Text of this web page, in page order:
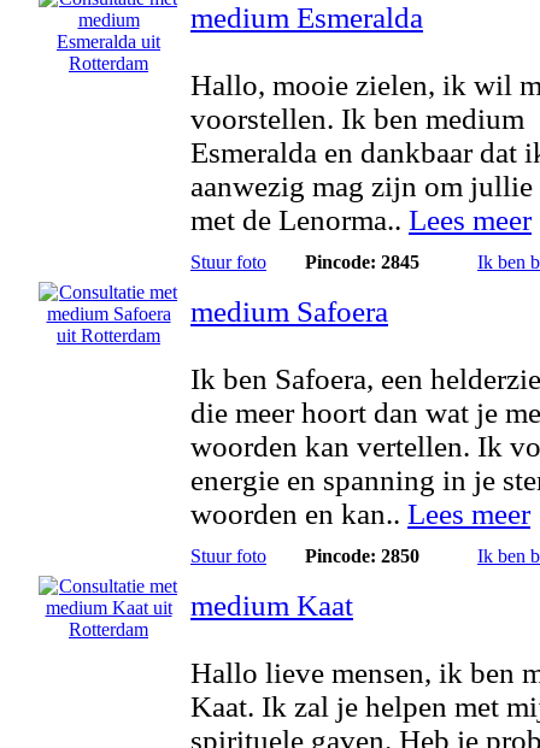
medium Esmeralda
Hallo, mooie zielen, ik wil
voorstellen. Ik ben medium
Esmeralda en dankbaar dat
aanwezig mag zijn om jullie
met de Lenorma.. Lees meer
Stuur foto Pincode: 2845 Ik ben
medium Safoera
Ik ben Safoera, een
die meer hoort dan wat je
woorden kan vertellen. Ik
energie en spanning in je
woorden en kan.. Lees meer
Stuur foto Pincode: 2850 Ik ben
medium Kaat
Hallo lieve mensen, ik ben
Kaat. Ik zal je helpen met
spirituele gaven. Heb je